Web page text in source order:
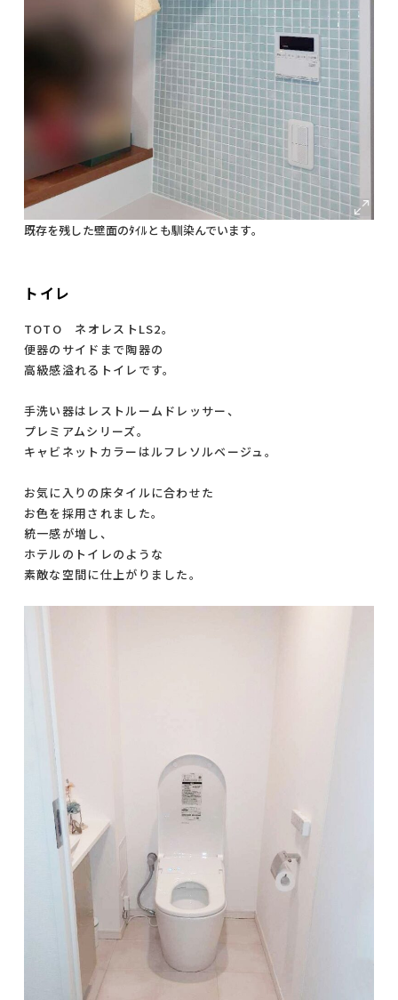
既存を残した壁面のﾀｲﾙとも馴染んでいます。
トイレ
TOTO ネオレストLS2。
便器のサイドまで陶器の
高級感溢れるトイレです。
手洗い器はレストルームドレッサー、
プレミアムシリーズ。
キャビネットカラーはルフレソルベージュ。
お気に入りの床タイルに合わせた
お色を採用されました。
統一感が増し、
ホテルのトイレのような
素敵な空間に仕上がりました。